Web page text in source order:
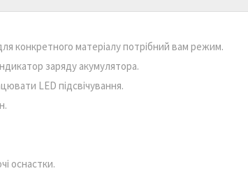
конкретного матеріалу потрібний вам режим.
заряду акумулятора.
LED підсвічування.
оснастки.